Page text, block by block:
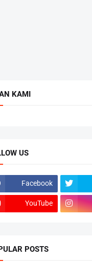
KAMI
US
Facebook
YouTube
POSTS